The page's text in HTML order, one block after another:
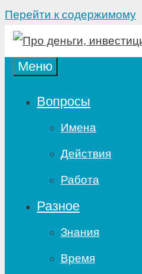
Перейти к содержимому
Меню
Вопросы
Имена
Действия
Работа
Разное
Знания
Время